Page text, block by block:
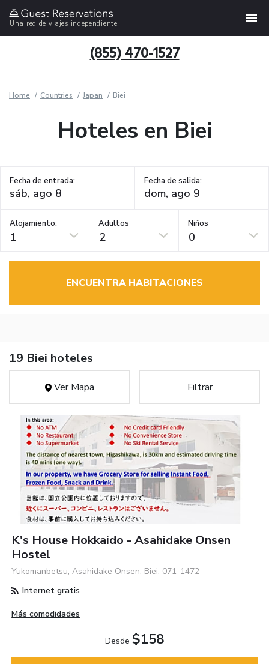
Una red de viajes independiente
(855) 470-1527
Home Countries Japan Biei
Hoteles en Biei
Fecha de entrada: Fecha de salida:
Alojamiento:
1
Adultos
2
Niños
0
ENCUENTRA HABITACIONES
19 Biei hoteles
Ver Mapa Filtrar
K's House Hokkaido - Asahidake Onsen
Hostel
Yukomanbetsu, Asahidake Onsen, Biei, 071-1472
Internet gratis
Más comodidades
Desde $158